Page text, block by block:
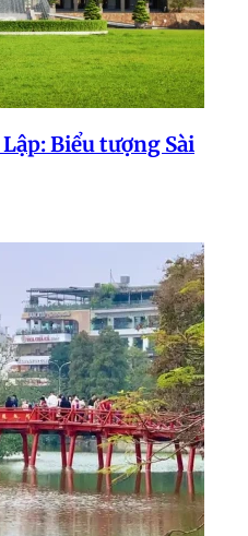
Biểu tượng Sài